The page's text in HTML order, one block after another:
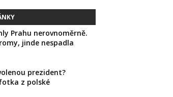
Prahu nerovnoměrně.
jinde nespadla
prezident?
z polské